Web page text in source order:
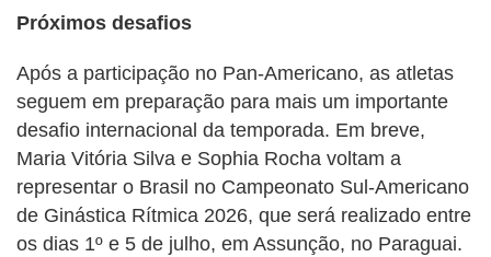
Próximos desafios
Após a participação no Pan-Americano, as atletas
seguem em preparação para mais um importante
desafio internacional da temporada. Em breve,
Maria Vitória Silva e Sophia Rocha voltam a
representar o Brasil no Campeonato Sul-Americano
de Ginástica Rítmica 2026, que será realizado entre
os dias 1º e 5 de julho, em Assunção, no Paraguai.